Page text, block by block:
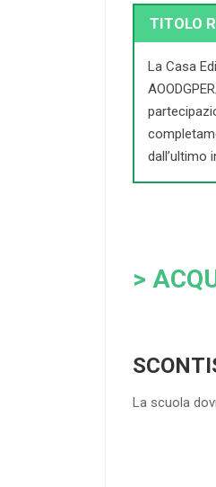
TITOLO
La Casa
dall’ultimo
>
La scuola